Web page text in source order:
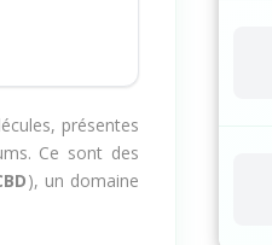
présentes
Ce sont des
), un domaine